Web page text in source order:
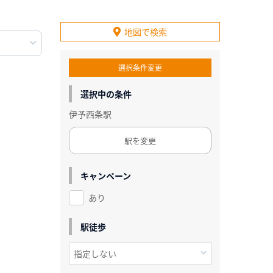
地図で検索
選択条件変更
選択中の条件
伊予西条駅
駅を変更
キャンペーン
あり
駅徒歩